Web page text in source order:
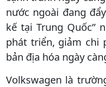
nước ngoài đang
kế tại Trung Quốc”
phát triển, giảm chi
bản địa hóa ngày
Volkswagen là